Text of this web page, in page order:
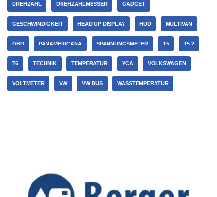
DREHZAHL DREHZAHLMESSER GADGET
GESCHWINDIGKEIT HEAD UP DISPLAY HUD MULTIVAN
OBD PANAMERICANA SPANNUNGSMETER T5 T5.2
T6 TECHNIK TEMPERATUR VCA VOLKSWAGEN
VOLTMETER VW VW BUS WASSTEMPERATUR